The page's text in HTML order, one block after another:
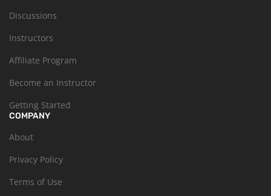
Discussions
Instructors
Affiliate Program
Become an Instructor
Getting Started
COMPANY
About
Privacy Policy
Terms of Use